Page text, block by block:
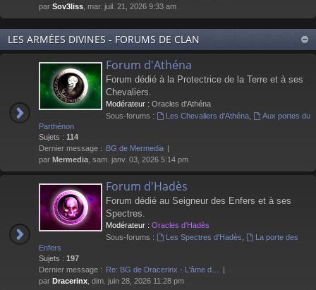
par Sov3liss , mar. juil. 21, 2026 9:33 am
LES ARMÉES DIVINES - FORUMS DE CLAN
Forum d'Athéna
Forum dédié à la Protectrice de la Terre et à ses
Chevaliers.
Modérateur : Oracles d'Athéna
Sous-forums :
Les Chevaliers d'Athéna,
Aux portes du
Parthénon
Sujets : 114
Dernier message : BG de Mermedia
par Mermedia , sam. janv. 03, 2026 5:14 pm
Forum d'Hadès
Forum dédié au Seigneur des Enfers et à ses
Spectres.
Modérateur : Oracles d'Hadès
Sous-forums :
Les Spectres d'Hadès
La porte des
Enfers
Sujets : 197
Dernier message : Re: BG de Dracerinx - L'âme d…
par Dracerinx , dim. juin 28, 2026 11:28 pm